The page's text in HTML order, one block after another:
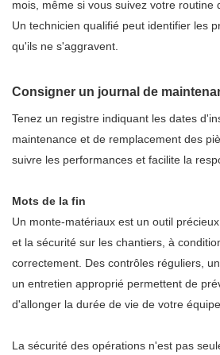
mois, même si vous suivez votre routine
Un technicien qualifié peut identifier les
qu'ils ne s'aggravent.
Consigner un journal de
Tenez un registre indiquant les dates
maintenance et de remplacement des
suivre les performances et facilite la
Mots de la fin
Un monte-matériaux est un outil
et la sécurité sur les chantiers, à
correctement. Des contrôles réguliers,
un entretien approprié permettent de
d'allonger la durée de vie de votre
La sécurité des opérations n'est pas